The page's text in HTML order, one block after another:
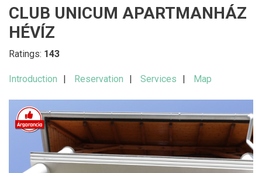
CLUB UNICUM APARTMANHÁZ
HÉVÍZ
Ratings: 143
Introduction Reservation Services Map